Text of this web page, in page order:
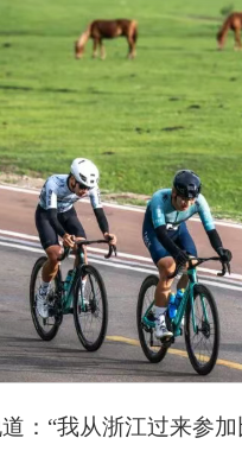
：“我从浙江过来参